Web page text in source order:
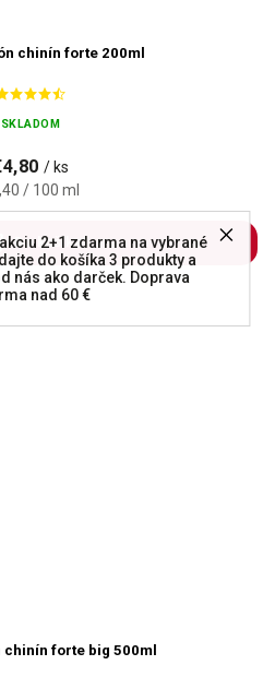
2+1 zdarma na vybrané
do košíka 3 produkty a
nás ako darček. Doprava
nad 60 €
chinín forte 200ml
SKLADOM
/ ks
/ 100 ml
Do košíka
chinín forte big 500ml